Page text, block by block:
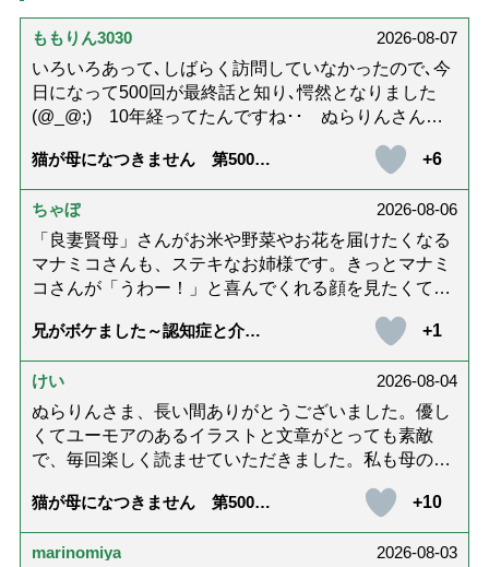
ももりん3030
2026-08-07
いろいろあって､しばらく訪問していなかったので､今
日になって500回が最終話と知り､愕然となりました
(@_@;) 10年経ってたんですね･･ ぬらりんさんの
護では身内に理解してもらえないもどかしさを感じた
り､いろいろありましたが､ぬらりんさんの文章を読ん
で心救われたことが多々ありました。不定期での近況
報告を心待ちにしています。さびちゃん・隊長と､健
やかにお過ごしくださいね。ご多幸をお祈りしていま
す☆*゜
猫が母になつきません 第500話
+6
ちゃぼ
2026-08-06
「良妻賢母」さんがお米や野菜やお花を届けたくなる
マナミコさんも、ステキなお姉様です。きっとマナミ
コさんが「うわー！」と喜んでくれる顔を見たくて、
す。 お二人とも良いお友達ですね。
兄がボケました～認知症と介護
が届きました」
+1
けい
2026-08-04
ぬらりんさま、長い間ありがとうございました。優し
くてユーモアのあるイラストと文章がとっても素敵
で、毎回楽しく読ませていただきました。私も母の介
がないのが寂しくてたまりませんが、いろんなエピソ
ード思い出したりしながら頑張っていこうと思いま
す。不定期でもいいので、また会えますように。書籍
猫が母になつきません 第500話
+10
marinomiya
2026-08-03